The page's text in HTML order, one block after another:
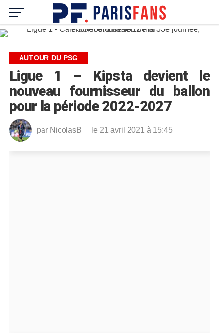
AUTOUR DU PSG
Ligue 1 – Kipsta devient le
nouveau fournisseur du ballon
pour la période 2022-2027
par NicolasB le 21 avril 2021 à 15:45